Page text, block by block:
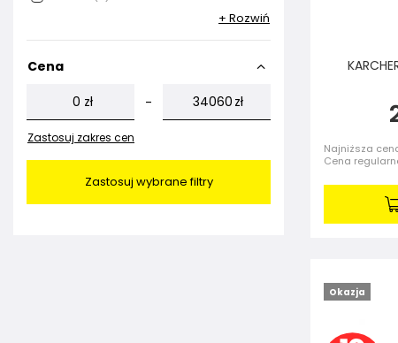
+ Rozwiń
Cena
zł
- zł
Zastosuj zakres cen
Zastosuj wybrane filtry
Najniższa
Cena
Okazja